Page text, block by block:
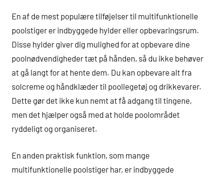
En af de mest populære tilføjelser til multifunktionelle
poolstiger er indbyggede hylder eller opbevaringsrum.
Disse hylder giver dig mulighed for at opbevare dine
poolnødvendigheder tæt på hånden, så du ikke behøver
at gå langt for at hente dem. Du kan opbevare alt fra
solcreme og håndklæder til poollegetøj og drikkevarer.
Dette gør det ikke kun nemt at få adgang til tingene,
men det hjælper også med at holde poolområdet
ryddeligt og organiseret.
En anden praktisk funktion, som mange
multifunktionelle poolstiger har, er indbyggede